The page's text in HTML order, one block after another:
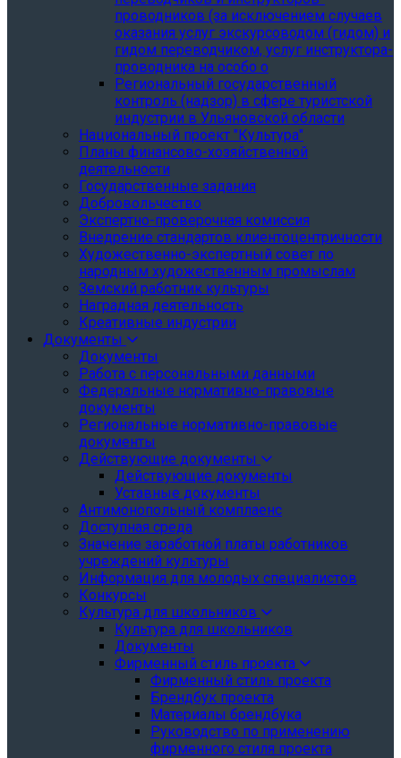
проводников (за исключением случаев
оказания услуг экскурсоводом (гидом) и
гидом переводчиком, услуг инструктора-
проводника на особо о
Региональный государственный
контроль (надзор) в сфере туристской
индустрии в Ульяновской области
Национальный проект "Культура"
Планы финансово-хозяйственной
деятельности
Государственные задания
Добровольчество
Экспертно-проверочная комиссия
Внедрение стандартов клиентоцентричности
Художественно-экспертный совет по
народным художественным промыслам
Земский работник культуры
Наградная деятельность
Креативные индустрии
Документы
Документы
Работа с персональными данными
Федеральные нормативно-правовые
документы
Региональные нормативно-правовые
документы
Действующие документы
Действующие документы
Уставные документы
Антимонопольный комплаенс
Доступная среда
Значение заработной платы работников
учреждений культуры
Информация для молодых специалистов
Конкурсы
Культура для школьников
Культура для школьников
Документы
Фирменный стиль проекта
Фирменный стиль проекта
Брендбук проекта
Материалы брендбука
Руководство по применению
фирменного стиля проекта